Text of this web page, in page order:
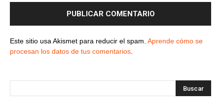
Este sitio usa Akismet para reducir el spam. Aprende cómo se
procesan los datos de tus comentarios